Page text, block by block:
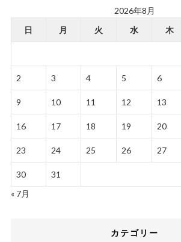
2026年8月
日
月 火 水 木
2 3 4 5 6
9 10 11 12 13
16 17 18 19 20
23 24 25 26 27
30
31
« 7月
カテゴリー